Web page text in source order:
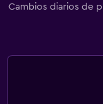
Cambios diarios de